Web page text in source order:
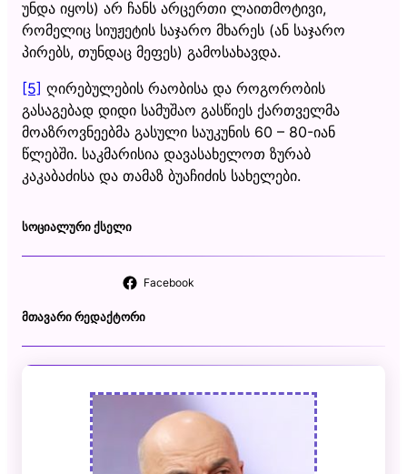
უნდა იყოს) არ ჩანს არცერთი ლაითმოტივი,
რომელიც სიუჟეტის საჯარო მხარეს (ან საჯარო
პირებს, თუნდაც მეფეს) გამოსახავდა.
[5] ღირებულების რაობისა და როგორობის
გასაგებად დიდი სამუშაო გასწიეს ქართველმა
მოაზროვნეებმა გასული საუკუნის 60 – 80-იან
წლებში. საკმარისია დავასახელოთ ზურაბ
კაკაბაძისა და თამაზ ბუაჩიძის სახელები.
ᲡᲝᲪᲘᲐᲚᲣᲠᲘ ᲥᲡᲔᲚᲘ
Facebook
ᲛᲗᲐᲕᲐᲠᲘ ᲠᲔᲓᲐᲥᲢᲝᲠᲘ